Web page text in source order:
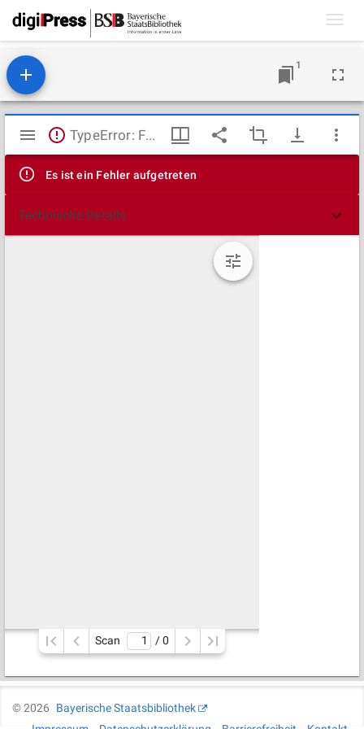
1
Mirador
Viewer
TypeError: Failed to fetch
Es ist ein Fehler aufgetreten
Technische Details
Scan / 0
©2026
Bayerische Staatsbibliothek